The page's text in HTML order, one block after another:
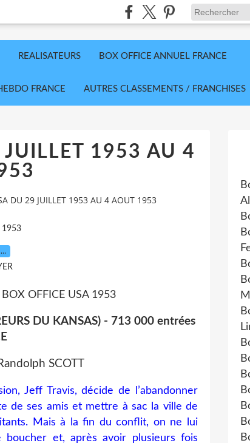
REALISATEURS BOX OFFICE ANNUEL FRANCE
FRANCE AUTRES CLASSEMENTS / FRANCHISES
1953 AU 4
DU 29 JUILLET 1953 AU 4 AOUT 1953
1953
…
DU KANSAS) - 713 000 entrées
SCOTT
Jeff Travis, décide de l’abandonner
de ses amis et mettre à sac la ville de
Mais à la fin du conflit, on ne lui
boucher et, après avoir plusieurs fois